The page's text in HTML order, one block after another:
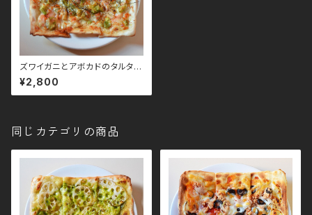
ズワイガニとアボカドのタルタル
茎わさびソースのピザ
¥2,800
同じカテゴリの商品